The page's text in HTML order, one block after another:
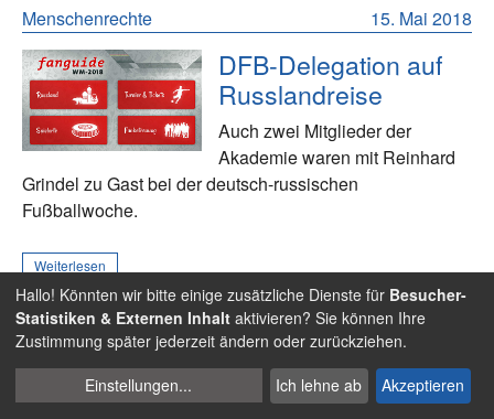
15. Mai 2018
Menschenrechte
DFB-Delegation auf
Russlandreise
Auch zwei Mitglieder der
Akademie waren mit Reinhard
Grindel zu Gast bei der deutsch-russischen
Fußballwoche.
Weiterlesen
09. Mai 2018
Fans
Cookies
verwalten
Hallo! Könnten wir bitte einige zusätzliche Dienste für Besucher-
Statistiken & Externen Inhalt aktivieren? Sie können Ihre
Zustimmung später jederzeit ändern oder zurückziehen.
Einstellungen... Ich lehne ab Akzeptieren